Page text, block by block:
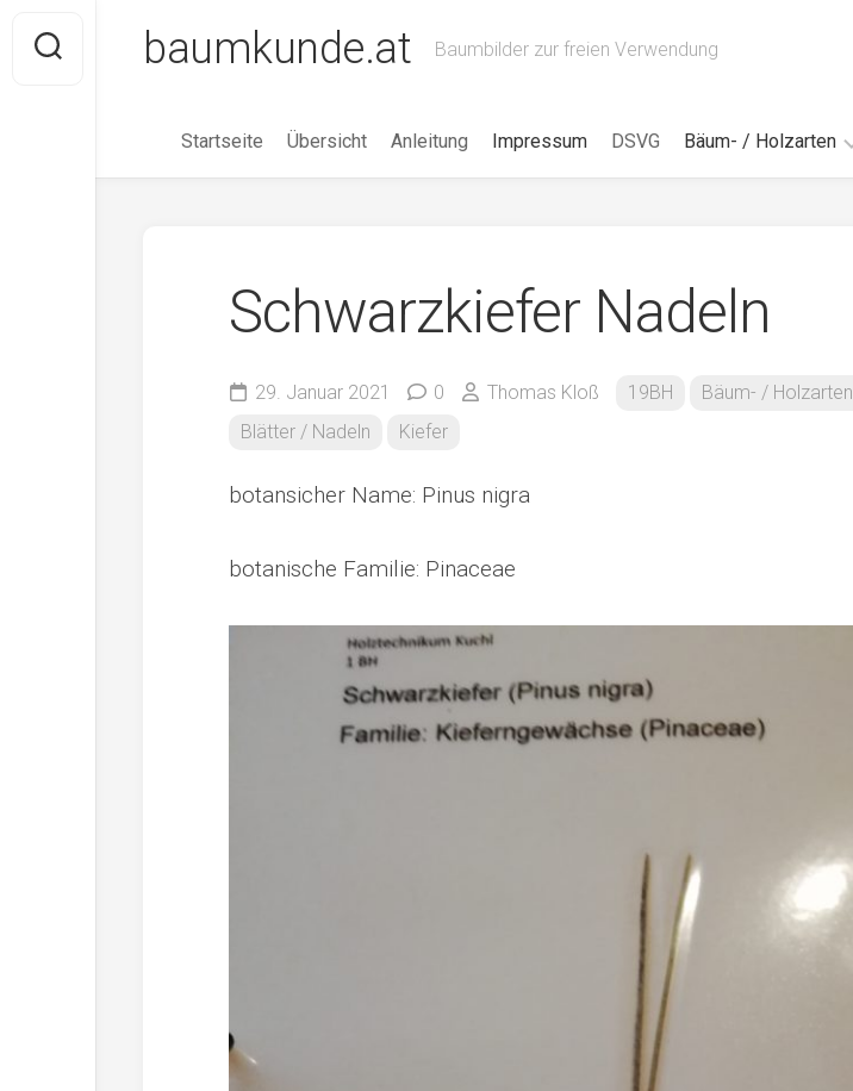
content
baumkunde.at Baumbilder zur freien Verwendung
Startseite Übersicht Anleitung Impressum DSVG Bäum- / Holzarten
Ahorn
Birke
Fichte
Hasel
Schwarzkiefer Nadeln
29. Januar 2021 0 Thomas Kloß 19BH Bäum- / Holzarten
Blätter / Nadeln
Kiefer
botansicher Name: Pinus nigra
botanische Familie: Pinaceae